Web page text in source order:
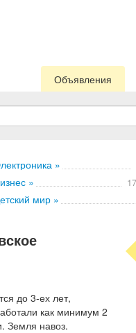
Объявления
»
»
мир »
до 3-ех лет,
как минимум 2
Земля навоз.